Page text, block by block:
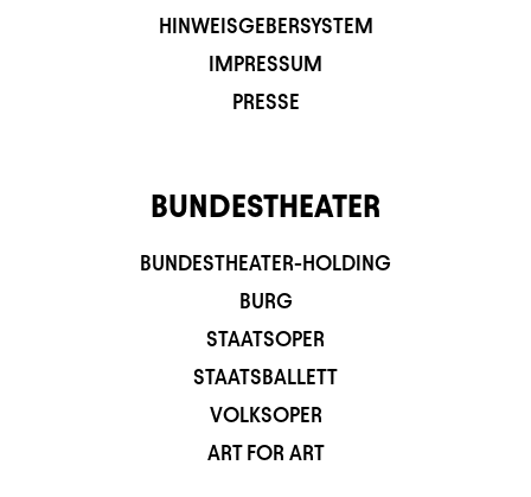
HINWEISGEBERSYSTEM
IMPRESSUM
PRESSE
BUNDESTHEATER
BUNDESTHEATER-HOLDING
BURG
STAATSOPER
STAATSBALLETT
VOLKSOPER
ART FOR ART